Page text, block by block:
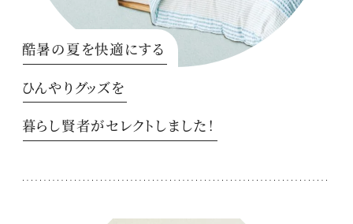
酷暑の夏を快適にする
ひんやりグッズを
暮らし賢者がセレクトしました！